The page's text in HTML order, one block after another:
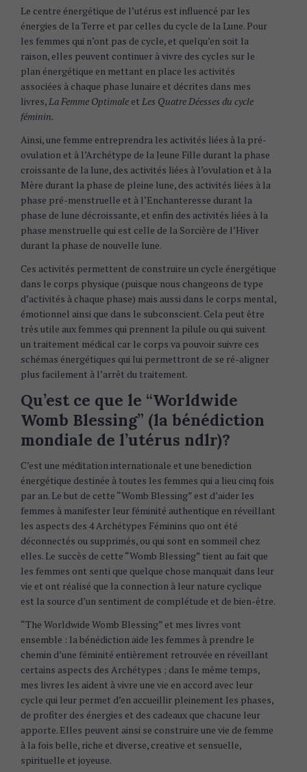
Le centre énergétique de l’utérus est influencé par les
énergies de la Terre et par celles du cycle de la Lune. Pour
les femmes qui n’ont pas de cycle, et quelqu’en soit la
raison, elles peuvent continuer à vivre des cycles sur le
plan énergétique en mettant en place les activités
associées à chaque phase lunaire et décrites dans mes
livres,La Femme Optimale et Les Quatre Déesses du cycle
féminin.
Ainsi, une femme entreprendra les activités liées à la pré-
ovulation et à l’Archétype de la Jeune Fille durant la phase
croissante de la lune, des activités liées à l’ovulation et à la
Mère durant la phase de pleine lune, des activités liées à la
phase pré-menstruelle et à l’Enchanteresse durant la
phase de lune décroissante, et enfin des activités liées à la
phase menstruelle qui est celle de la Sorcière de l’Hiver
durant la phase de nouvelle lune.
Ces activités permettent de construire un cycle énergétique
dans le corps physique (puisque nous changeons de type
d’activités à chaque phase) mais aussi dans le corps mental,
émotionnel ainsi que dans le subconscient. Cela peut être
très utile aux femmes qui prennent la pilule ou qui suivent
un traitement médical car le corps va pouvoir suivre ces
schémas énergétiques qui lui permettront de se ré-aligner
plus facilement à l’arrêt du traitement.
Qu’est ce que le “Worldwide
Womb Blessing” (la bénédiction
mondiale de l’utérus ndlr)?
C’est une méditation internationale et une benediction
énergétique destinée à toutes les femmes qui a lieu cinq fois
par an. Le but de cette “Womb Blessing” est d’aider les
femmes à manifester leur féminité authentique en réveillant
les aspects des 4 Archétypes Féminins quo ont été
déconnectés ou supprimés, ou qui sont en sommeil chez
elles. Le succès de cette “Womb Blessing” tient au fait que
les femmes ont senti que quelque chose manquait dans leur
vie et ont réalisé que la connection à leur nature cyclique
est la source d’un sentiment de complétude et de bien-être.
“The Worldwide Womb Blessing” et mes livres vont
ensemble : la bénédiction aide les femmes à prendre le
chemin d’une féminité entièrement retrouvée en réveillant
certains aspects des Archétypes ; dans le même temps,
mes livres les aident à vivre une vie en accord avec leur
cycle qui leur permet d’en accueillir pleinement les phases,
de profiter des énergies et des cadeaux que chacune leur
apporte. Elles peuvent ainsi se construire une vie de femme
à la fois belle, riche et diverse, creative et sensuelle,
spirituelle et joyeuse.